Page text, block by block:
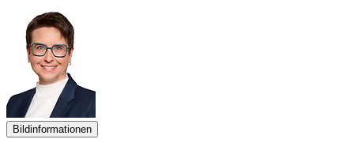
Bildinformationen